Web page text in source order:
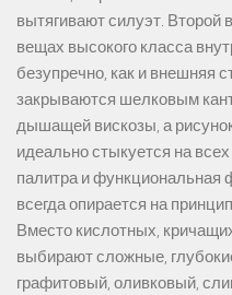
вытягивают силуэт.
вещах высокого класса
безупречно, как и внешняя
закрываются шелковым
дышащей вискозы, а
идеально стыкуется на
палитра и
всегда опирается на
Вместо кислотных,
выбирают сложные,
графитовый, оливковый,